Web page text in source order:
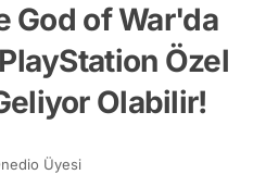
God of War'da
Özel
Olabilir!
Üyesi